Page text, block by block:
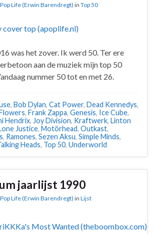
Life (Erwin Barendregt) in Top 50
was het zover. Ik werd 50. Ter ere
aan de muziek mijn top 50
nummer 50 tot en met 26.
, Bob Dylan, Cat Power, Dead Kennedys,
, Frank Zappa, Genesis, Ice Cube,
Hendrix, Joy Division, Kraftwerk, Linton
Justice, Motörhead, Outkast,
, Ramones, Sezen Aksu, Simple Minds,
Heads, Top 50, Underworld
jaarlijst 1990
Life (Erwin Barendregt) in Lijst